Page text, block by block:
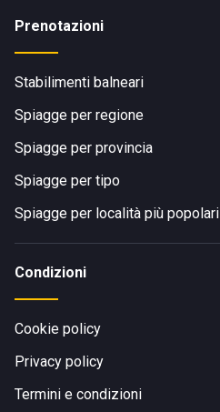
Prenotazioni
Stabilimenti balneari
Spiagge per regione
Spiagge per provincia
Spiagge per tipo
Spiagge per località più popolari
Condizioni
Cookie policy
Privacy policy
Termini e condizioni